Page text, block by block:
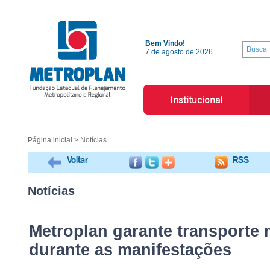
Bem Vindo!
7 de agosto de 2026
Institucional
Página inicial > Notícias
Voltar RSS
Notícias
Metroplan garante transporte
durante as manifestações